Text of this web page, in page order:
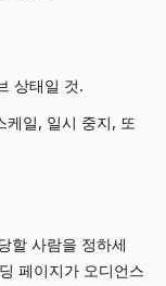
상태일 것.
일, 일시 중지, 또
할 사람을 정하세
페이지가 오디언스